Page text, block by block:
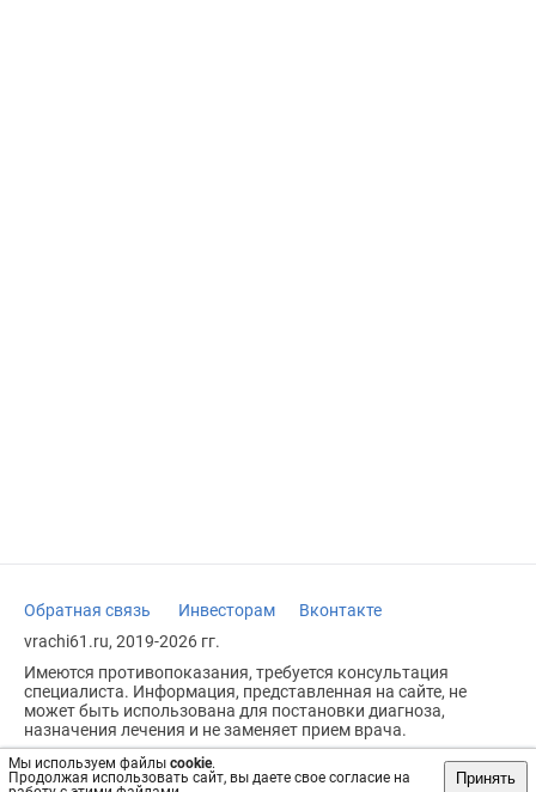
Мы используем файлы cookie.
Продолжая использовать сайт, вы даете свое согласие на
Принять
Обратная связь Инвесторам
Вконтакте
vrachi61.ru, 2019-2026 гг.
Имеются противопоказания, требуется консультация
специалиста. Информация, представленная на сайте, не
может быть использована для постановки диагноза,
назначения лечения и не заменяет прием врача.
Возрастное ограничение: 18+